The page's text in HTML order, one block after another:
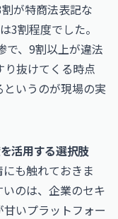
が特商法表記な
3割程度でした。
で、9割以上が違法
抜けてくる時点
いうのが現場の実
活用する選択肢
も触れておきま
のは、企業のセキ
いプラットフォー